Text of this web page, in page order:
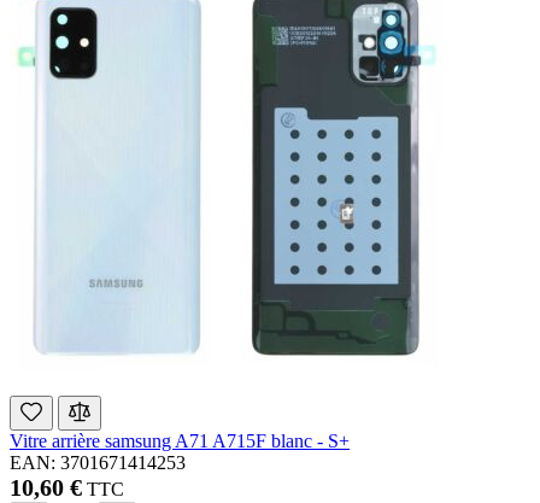
Vitre arrière samsung A71 A715F blanc - S+
EAN: 3701671414253
10,60 € TTC